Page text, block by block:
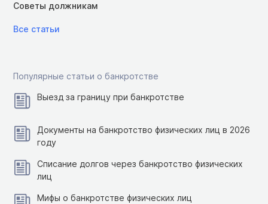
Советы должникам
Все статьи
Популярные статьи о банкротстве
Выезд за границу при банкротстве
Документы на банкротство физических лиц в 2026
году
Списание долгов через банкротство физических
лиц
Мифы о банкротстве физических лиц